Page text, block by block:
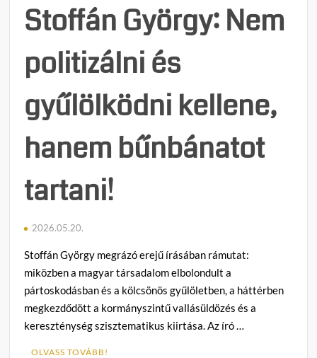
Stoffán György: Nem
politizálni és
gyűlölködni kellene,
hanem bűnbánatot
tartani!
2026.05.20.
Stoffán György megrázó erejű írásában rámutat:
miközben a magyar társadalom elbolondult a
pártoskodásban és a kölcsönös gyűlöletben, a háttérben
megkezdődött a kormányszintű vallásüldözés és a
kereszténység szisztematikus kiirtása. Az író …
OLVASS TOVÁBB!